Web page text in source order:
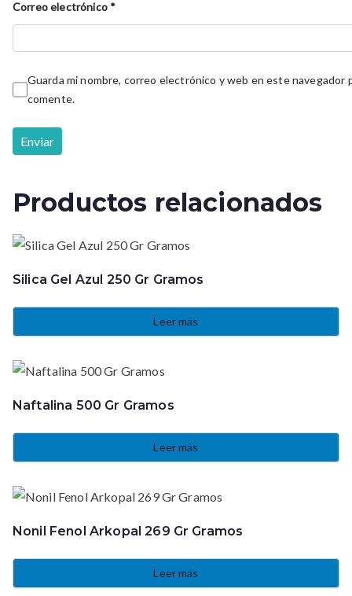
Correo electrónico *
Guarda mi nombre, correo electrónico y web en este navegador
comente.
Productos relacionados
Silica Gel Azul 250 Gr Gramos
Leer más
Naftalina 500 Gr Gramos
Leer más
Nonil Fenol Arkopal 269 Gr Gramos
Leer más